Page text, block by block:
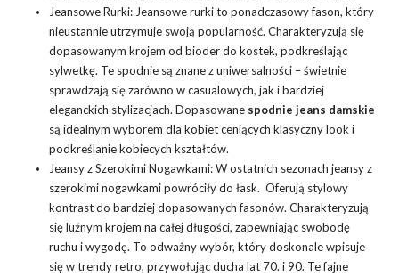
Jeansowe Rurki: Jeansowe rurki to ponadczasowy fason, który
nieustannie utrzymuje swoją popularność. Charakteryzują się
dopasowanym krojem od bioder do kostek, podkreślając
sylwetkę. Te spodnie są znane z uniwersalności – świetnie
sprawdzają się zarówno w casualowych, jak i bardziej
eleganckich stylizacjach. Dopasowane spodnie jeans damskie
są idealnym wyborem dla kobiet ceniących klasyczny look i
podkreślanie kobiecych kształtów.
Jeansy z Szerokimi Nogawkami: W ostatnich sezonach jeansy z
szerokimi nogawkami powróciły do łask. Oferują stylowy
kontrast do bardziej dopasowanych fasonów. Charakteryzują
się luźnym krojem na całej długości, zapewniając swobodę
ruchu i wygodę. To odważny wybór, który doskonale wpisuje
się w trendy retro, przywołując ducha lat 70. i 90. Te fajne